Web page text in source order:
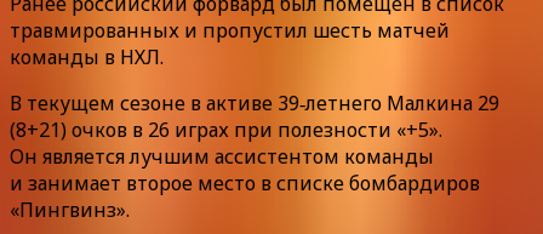
травмированных и пропустил шесть матчей
команды в НХЛ.
В текущем сезоне в активе 39‑летнего Малкина 29
(8+21) очков в 26 играх при полезности «+5».
Он является лучшим ассистентом команды
и занимает второе место в списке бомбардиров
«Пингвинз».